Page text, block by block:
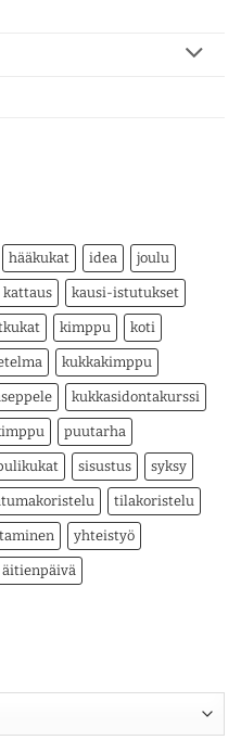
hääkukat idea joulu
kattaus kausi-istutukset
kimppu koti
kukkakimppu
kukkasidontakurssi
puutarha
sisustus syksy
tilakoristelu
yhteistyö
äitienpäivä